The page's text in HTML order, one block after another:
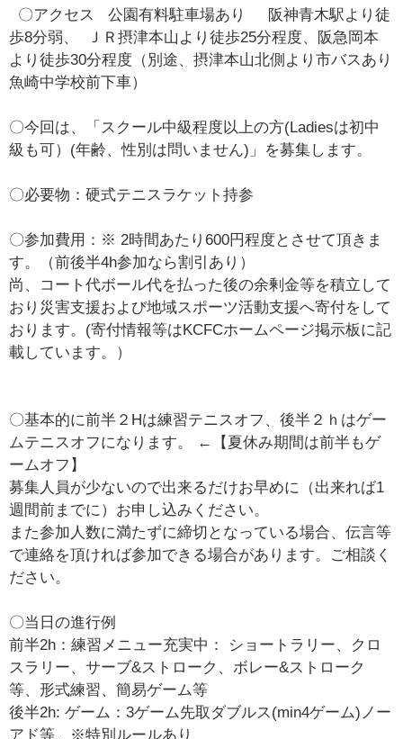
〇アクセス 公園有料駐車場あり 阪神青木駅より徒
歩8分弱、 ＪＲ摂津本山より徒歩25分程度、阪急岡本
より徒歩30分程度（別途、摂津本山北側より市バスあり
魚崎中学校前下車）
〇今回は、「スクール中級程度以上の方(Ladiesは初中
級も可）(年齢、性別は問いません)」を募集します。
〇必要物：硬式テニスラケット持参
〇参加費用：※ 2時間あたり600円程度とさせて頂きま
す。（前後半4h参加なら割引あり）
尚、コート代ボール代を払った後の余剰金等を積立して
おり災害支援および地域スポーツ活動支援へ寄付をして
おります。(寄付情報等はKCFCホームページ掲示板に記
載しています。）
〇基本的に前半２Hは練習テニスオフ、後半２ｈはゲー
ムテニスオフになります。 ←【夏休み期間は前半もゲ
ームオフ】
募集人員が少ないので出来るだけお早めに（出来れば1
週間前までに）お申し込みください。
また参加人数に満たずに締切となっている場合、伝言等
で連絡を頂ければ参加できる場合があります。ご相談く
ださい。
〇当日の進行例
前半2h：練習メニュー充実中： ショートラリー、クロ
スラリー、サーブ&ストローク、ボレー&ストローク
等、形式練習、簡易ゲーム等
後半2h: ゲーム：3ゲーム先取ダブルス(min4ゲーム)ノー
アド等、※特別ルールあり